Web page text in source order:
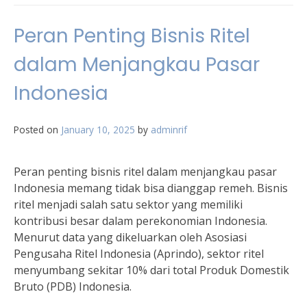
Peran Penting Bisnis Ritel
dalam Menjangkau Pasar
Indonesia
Posted on January 10, 2025 by adminrif
Peran penting bisnis ritel dalam menjangkau pasar
Indonesia memang tidak bisa dianggap remeh. Bisnis
ritel menjadi salah satu sektor yang memiliki
kontribusi besar dalam perekonomian Indonesia.
Menurut data yang dikeluarkan oleh Asosiasi
Pengusaha Ritel Indonesia (Aprindo), sektor ritel
menyumbang sekitar 10% dari total Produk Domestik
Bruto (PDB) Indonesia.